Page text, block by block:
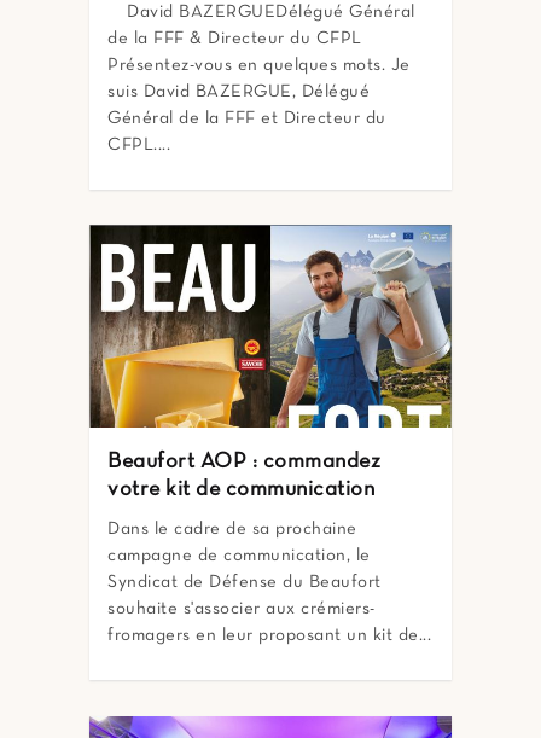
David BAZERGUEDélégué Général
de la FFF & Directeur du CFPL
Présentez-vous en quelques mots. Je
suis David BAZERGUE, Délégué
Général de la FFF et Directeur du
CFPL....
Beaufort AOP : commandez
votre kit de communication
Dans le cadre de sa prochaine
campagne de communication, le
Syndicat de Défense du Beaufort
souhaite s'associer aux crémiers-
fromagers en leur proposant un kit de...